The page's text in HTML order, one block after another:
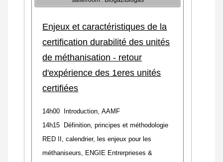
Enjeux et caractéristiques de la
certification durabilité des unités
de méthanisation - retour
d'expérience des 1eres unités
certifiées
14h00 Introduction, AAMF
14h15 Définition, principes et méthodologie
RED II, calendrier, les enjeux pour les
méthaniseurs, ENGIE Entrerprieses &